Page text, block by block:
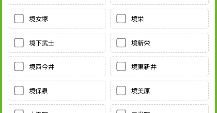
境女塚 境栄
境下武士 境新栄
境西今井 境東新井
境保泉 境美原